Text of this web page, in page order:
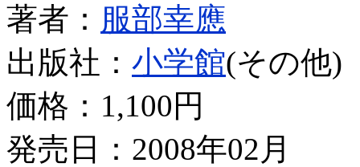
著者： 服部幸應
出版社： 小学館(その他)
価格： 1,100円
発売日：2008年02月